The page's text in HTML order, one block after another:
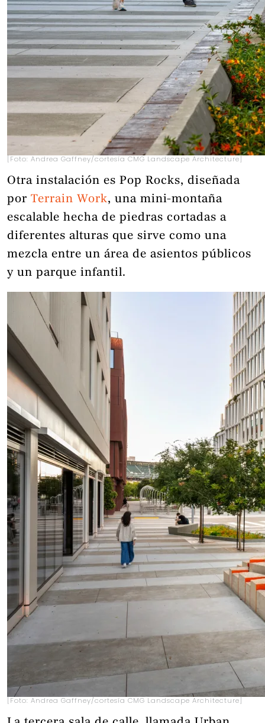
[Foto: Andrea Gaffney/cortesía CMG Landscape Architecture]
Otra instalación es Pop Rocks, diseñada
por Terrain Work, una mini-montaña
escalable hecha de piedras cortadas a
diferentes alturas que sirve como una
mezcla entre un área de asientos públicos
y un parque infantil.
[Foto: Andrea Gaffney/cortesía CMG Landscape Architecture]